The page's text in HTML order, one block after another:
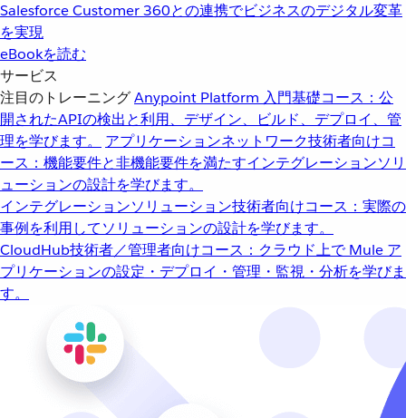
Salesforce Customer 360との連携でビジネスのデジタル変革
を実現
eBookを読む
サービス
注目のトレーニングAnypoint Platform 入門基礎コース：公
開されたAPIの検出と利用、デザイン、ビルド、デプロイ、管
理を学びます。
アプリケーションネットワーク技術者向けコ
ース：機能要件と非機能要件を満たすインテグレーションソリ
ューションの設計を学びます。
インテグレーションソリューション技術者向けコース：実際の
事例を利用してソリューションの設計を学びます。
CloudHub技術者／管理者向けコース：クラウド上で Mule ア
プリケーションの設定・デプロイ・管理・監視・分析を学びま
す。